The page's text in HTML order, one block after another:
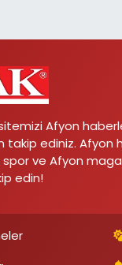
Afyon
takip ediniz. Afyon
ve Afyon
edin!